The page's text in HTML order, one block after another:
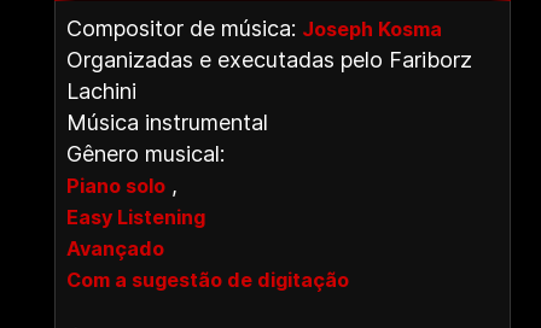
Compositor de música: Joseph Kosma
Organizadas e executadas pelo Fariborz
Lachini
Música instrumental
Gênero musical:
Piano solo ,
Easy Listening
Avançado
Com a sugestão de digitação